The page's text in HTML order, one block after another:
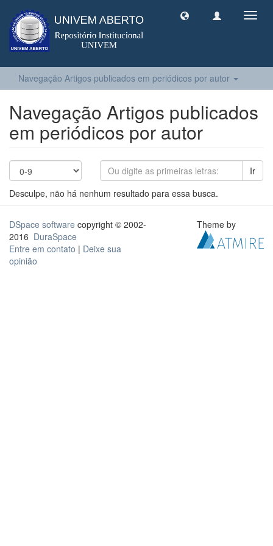
Navegação Artigos publicados em periódicos por autor
Navegação Artigos publicados
em periódicos por autor
Ir
Desculpe, não há nenhum resultado para essa busca.
DSpace software copyright © 2002-
2016 DuraSpace
Entre em contato | Deixe sua
opinião
Theme by